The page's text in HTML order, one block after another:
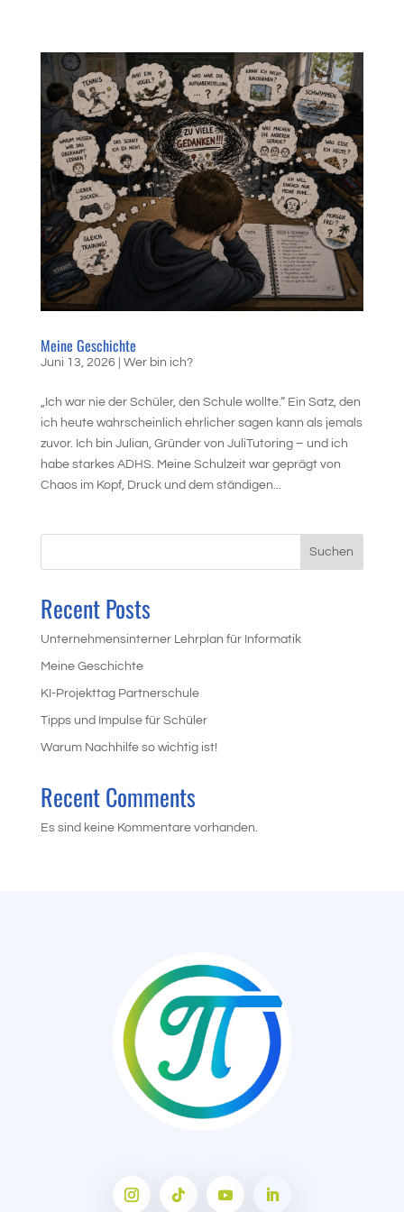
Meine Geschichte
Juni 13, 2026 Wer bin ich?
„Ich war nie der Schüler, den Schule wollte.“ Ein Satz, den
ich heute wahrscheinlich ehrlicher sagen kann als jemals
zuvor. Ich bin Julian, Gründer von JuliTutoring – und ich
habe starkes ADHS. Meine Schulzeit war geprägt von
Chaos im Kopf, Druck und dem ständigen...
Suchen
Recent Posts
Unternehmensinterner Lehrplan für Informatik
Meine Geschichte
KI-Projekttag Partnerschule
Tipps und Impulse für Schüler
Warum Nachhilfe so wichtig ist!
Recent Comments
Es sind keine Kommentare vorhanden.